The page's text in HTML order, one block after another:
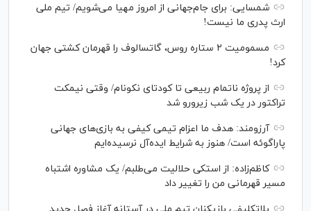
شمسایی: برای جام‌جهانی از امروز مهیا می‌شویم/ تیم ملی
ارث پدری ما نیست!
مسمومیت ۲ ستاره روس، گاتسالوف را قهرمان کشتی جهان
کرد!
از پروژه ناتمام ربیعی تا کودتای نکونام/ وقتی نیمکت
تراکتور در یک شب زیرورو شد
آرزومند: هدف ما اعزام تیمی کیفی به بازی‌های جهانی
پاراگوئه است/ هنوز به شرایط ایده‌آل نرسیده‌ایم
کاظم‌زاده: از استکی حلالیت می‌طلبم/ یک مشاوره اشتباه
مسیر قهرمانی من را تغییر داد